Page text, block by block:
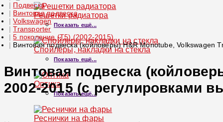
Решетки радиатора
Показать ещё...
Спойлеры, накладки на стекла
Показать ещё...
Оптика
Показать ещё...
Реснички на фары
Подвеска
Винтовая подвеска
Volkswagen
Transporter
5 поколение (T5) (2002-2015)
Винтовая подвеска (койловеры) H&R Monotube,
Винтовая подвеска
2002-2015 (с регулировками